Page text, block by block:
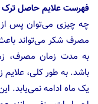
فهرست علایم حاصل
چه چیزی می‌توان پس
مصرف شکر می‌تواند
به مدت زمان مصرف،
باشد. به طور کلی،
یک ماه ادامه نمی‌یابد.